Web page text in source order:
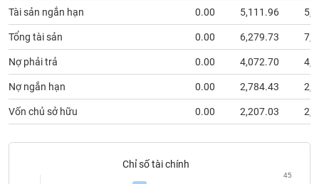
Tài sản ngắn hạn 0.00 5,111.96
Tổng tài sản 0.00 6,279.73
Nợ phải trả 0.00 4,072.70
Nợ ngắn hạn 0.00 2,784.43
Vốn chủ sở hữu 0.00 2,207.03
Chỉ số tài chính
45
Công
cụ
đầu
tư